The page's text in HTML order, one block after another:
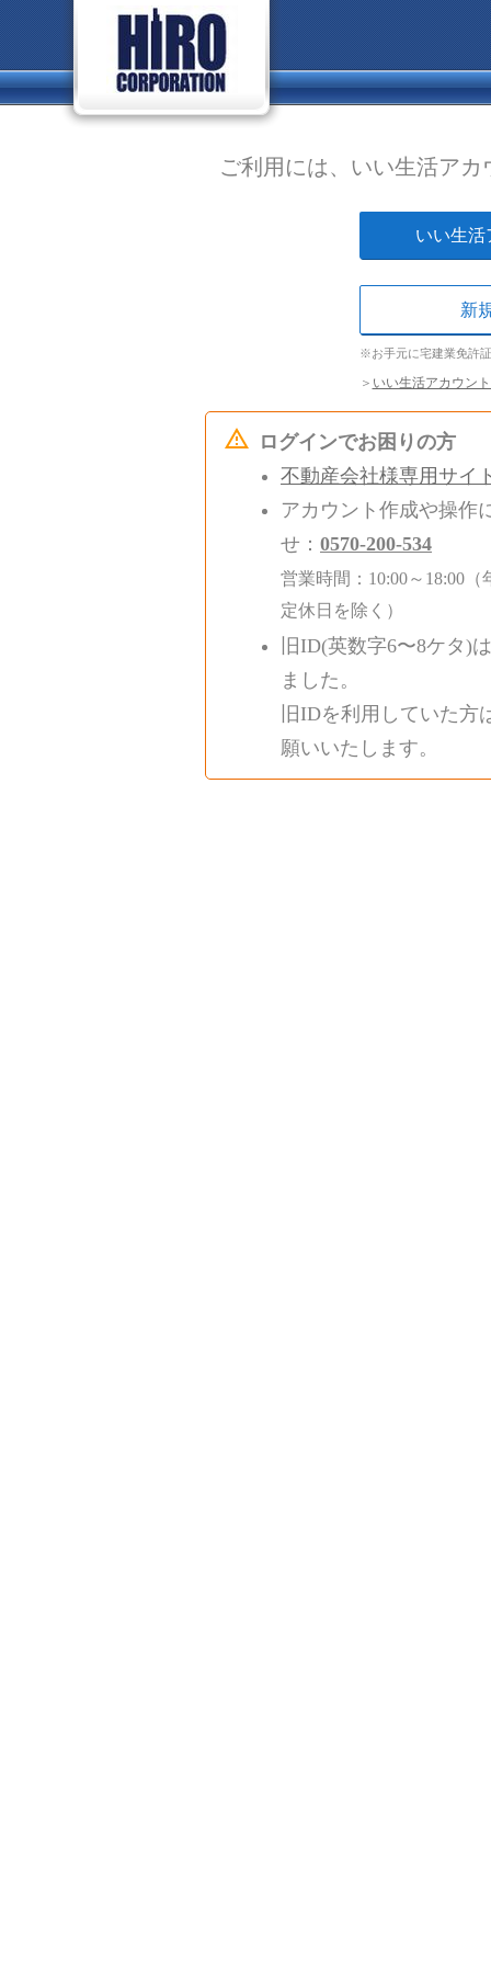
ご利用には、いい生活ア
いい生活
新
※お手元に宅建業免許
＞ いい生活アカウン
ログインでお困りの方
不動産会社様専用サイ
アカウント作成や操作
せ： 0570-200-534
営業時間：10:00～18:00
定休日を除く）
旧ID(英数字6〜8ケタ)は
ました。
旧IDを利用していた
願いいたします。